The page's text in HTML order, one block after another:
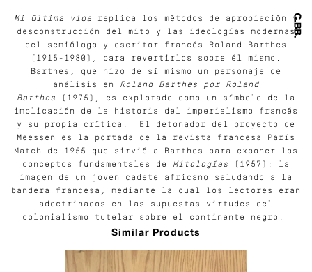
Mi última vida replica los métodos de apropiación y
desconstrucción del mito y las ideologías modernas
del semiólogo y escritor francés Roland Barthes
(1915-1980), para revertirlos sobre él mismo.
Barthes, que hizo de sí mismo un personaje de
análisis en Roland Barthes por Roland
Barthes (1975), es explorado como un símbolo de la
implicación de la historia del imperialismo francés
y su propia crítica. El detonador del proyecto de
Meessen es la portada de la revista francesa París
Match de 1955 que sirvió a Barthes para exponer los
conceptos fundamentales de Mitologías (1957): la
imagen de un joven cadete africano saludando a la
bandera francesa, mediante la cual los lectores eran
adoctrinados en las supuestas virtudes del
colonialismo tutelar sobre el continente negro.
Similar Products